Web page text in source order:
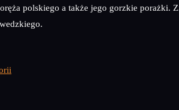
polskiego a także jego gorzkie porażki.